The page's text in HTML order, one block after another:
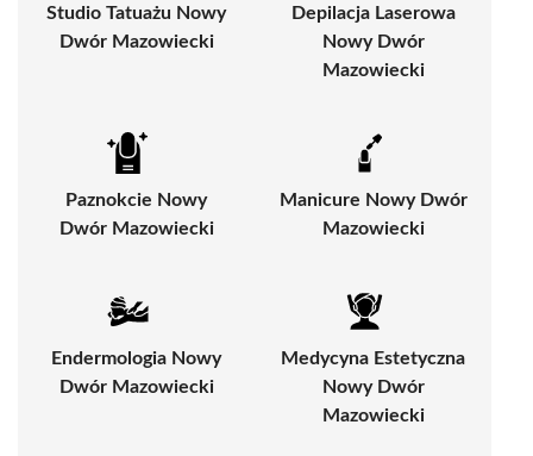
Studio Tatuażu Nowy
Dwór Mazowiecki
Depilacja Laserowa
Nowy Dwór
Mazowiecki
Paznokcie Nowy
Dwór Mazowiecki
Manicure Nowy Dwór
Mazowiecki
Endermologia Nowy
Dwór Mazowiecki
Medycyna Estetyczna
Nowy Dwór
Mazowiecki